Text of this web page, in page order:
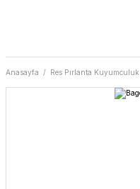
Anasayfa Res Pırlanta Kuyumculuk